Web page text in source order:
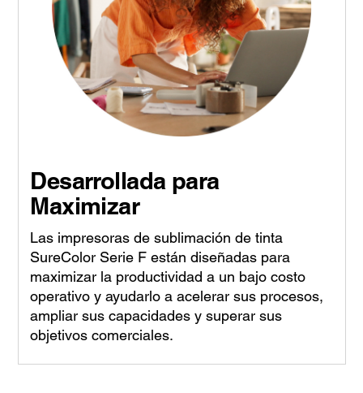
Desarrollada para
Maximizar
Las impresoras de sublimación de tinta
SureColor Serie F están diseñadas para
maximizar la productividad a un bajo costo
operativo y ayudarlo a acelerar sus procesos,
ampliar sus capacidades y superar sus
objetivos comerciales.